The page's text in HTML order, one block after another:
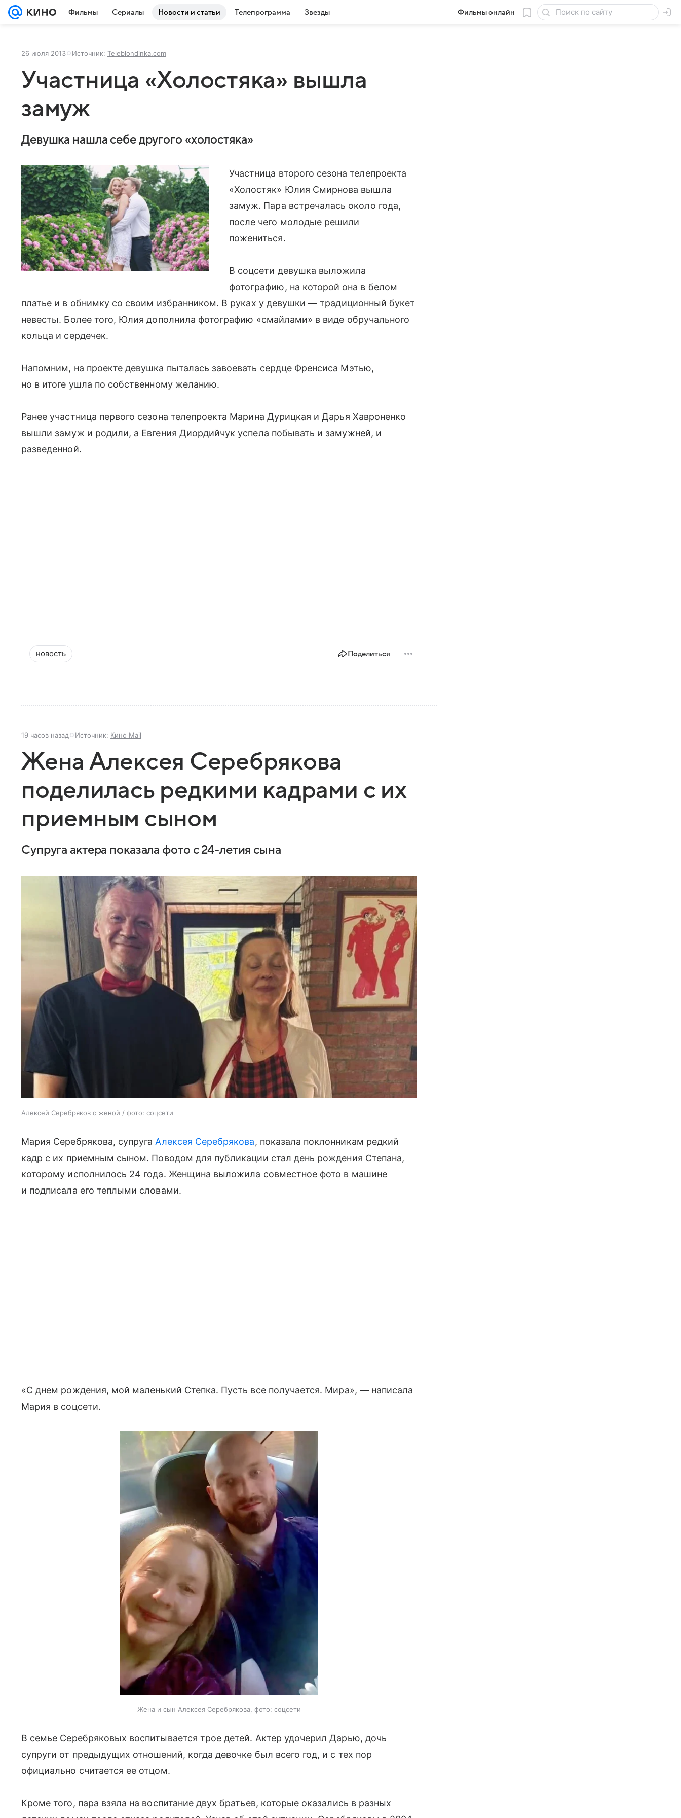
Фильмы Сериалы Новости и статьи Телепрограмма Звезды Фильмы онлайн
26 июля 2013 Источник: Teleblondinka.com
Участница «Холостяка» вышла
замуж
Девушка нашла себе другого «холостяка»
Участница второго сезона телепроекта
«Холостяк» Юлия Смирнова вышла
замуж. Пара встречалась около года,
после чего молодые решили
пожениться.
В соцсети девушка выложила
фотографию, на которой она в белом
платье и в обнимку со своим избранником. В руках у девушки — традиционный букет
невесты. Более того, Юлия дополнила фотографию «смайлами» в виде обручального
кольца и сердечек.
Напомним, на проекте девушка пыталась завоевать сердце Френсиса Мэтью,
но в итоге ушла по собственному желанию.
Ранее участница первого сезона телепроекта Марина Дурицкая и Дарья Хавроненко
вышли замуж и родили, а Евгения Диордийчук успела побывать и замужней, и
разведенной.
новость Поделиться
19 часов назад Источник: Кино Mail
Жена Алексея Серебрякова
поделилась редкими кадрами с их
приемным сыном
Супруга актера показала фото с 24-летия сына
Алексей Серебряков с женой / фото: соцсети
Мария Серебрякова, супруга Алексея Серебрякова, показала поклонникам редкий
кадр с их приемным сыном. Поводом для публикации стал день рождения Степана,
которому исполнилось 24 года. Женщина выложила совместное фото в машине
и подписала его теплыми словами.
«С днем рождения, мой маленький Степка. Пусть все получается. Мира», — написала
Мария в соцсети.
Жена и сын Алексея Серебрякова, фото: соцсети
В семье Серебряковых воспитывается трое детей. Актер удочерил Дарью, дочь
супруги от предыдущих отношений, когда девочке был всего год, и с тех пор
официально считается ее отцом.
Кроме того, пара взяла на воспитание двух братьев, которые оказались в разных